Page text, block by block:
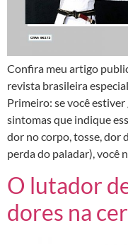
Confira meu artigo
revista brasileira
Primeiro: se você
sintomas que indique
dor no corpo, tosse, dor
perda do paladar), você
O lutador
dores na